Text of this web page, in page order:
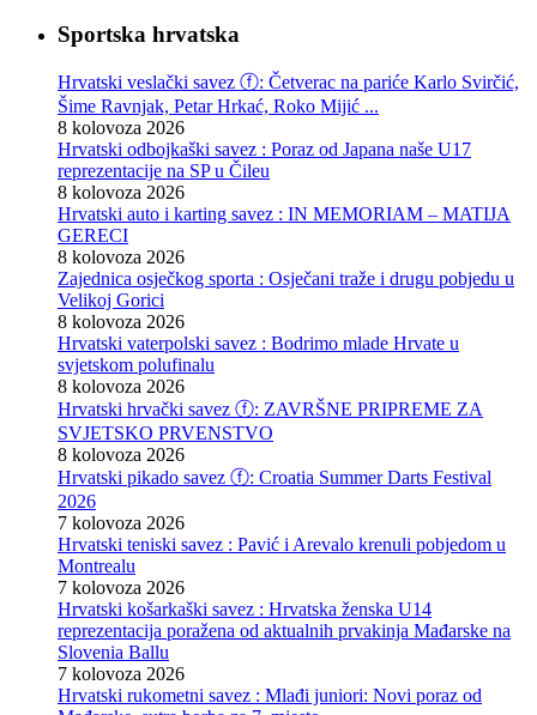
Sportska hrvatska
Hrvatski veslački savez ⓕ: Četverac na pariće Karlo Svirčić,
Šime Ravnjak, Petar Hrkać, Roko Mijić ...
8 kolovoza 2026
Hrvatski odbojkaški savez : Poraz od Japana naše U17
reprezentacije na SP u Čileu
8 kolovoza 2026
Hrvatski auto i karting savez : IN MEMORIAM – MATIJA
GERECI
8 kolovoza 2026
Zajednica osječkog sporta : Osječani traže i drugu pobjedu u
Velikoj Gorici
8 kolovoza 2026
Hrvatski vaterpolski savez : Bodrimo mlade Hrvate u
svjetskom polufinalu
8 kolovoza 2026
Hrvatski hrvački savez ⓕ: ZAVRŠNE PRIPREME ZA
SVJETSKO PRVENSTVO
8 kolovoza 2026
Hrvatski pikado savez ⓕ: Croatia Summer Darts Festival
2026
7 kolovoza 2026
Hrvatski teniski savez : Pavić i Arevalo krenuli pobjedom u
Montrealu
7 kolovoza 2026
Hrvatski košarkaški savez : Hrvatska ženska U14
reprezentacija poražena od aktualnih prvakinja Mađarske na
Slovenia Ballu
7 kolovoza 2026
Hrvatski rukometni savez : Mlađi juniori: Novi poraz od